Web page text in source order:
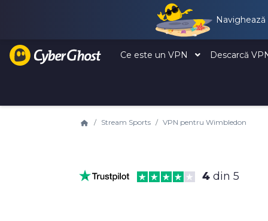
Ce este un VPN Descarcă
Stream Sports VPN pentru Wimbledon
4 din 5